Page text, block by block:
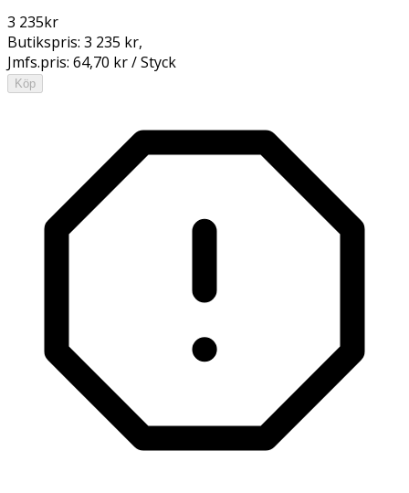
3 235kr
Butikspris: 3 235 kr,
Jmfs.pris: 64,70 kr / Styck
Köp